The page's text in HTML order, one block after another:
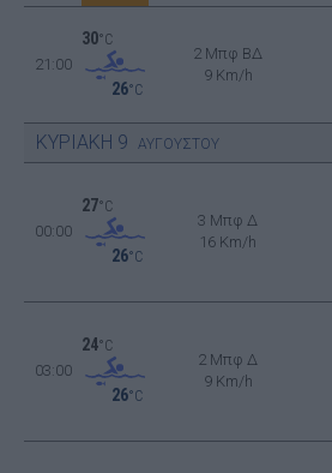
21:00
30°C
26°C
2 Μπφ ΒΔ
9 Km/h
ΚΥΡΙΑΚΗ 9 ΑΥΓΟΥΣΤΟΥ
00:00
27°C
26°C
3 Μπφ Δ
16 Km/h
03:00
24°C
26°C
2 Μπφ Δ
9 Km/h